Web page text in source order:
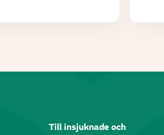
Till insjuknade och